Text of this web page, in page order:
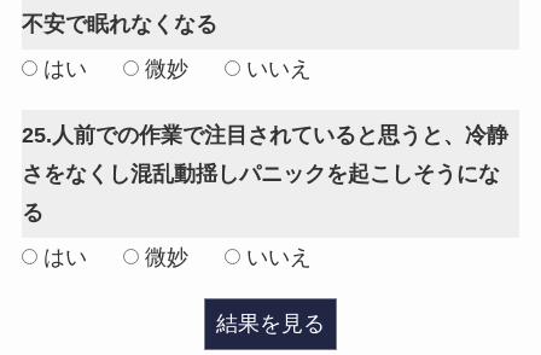
不安で眠れなくなる
はい
微妙 いいえ
25.人前での作業で注目されていると思うと、冷静
さをなくし混乱動揺しパニックを起こしそうにな
る
はい
微妙 いいえ
結果を見る